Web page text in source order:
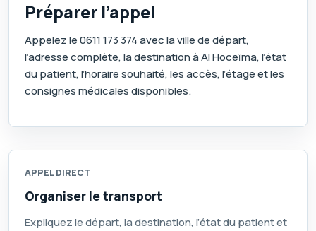
Préparer l’appel
Appelez le0611 173 374avec la ville de départ,
l’adresse complète, la destination à Al Hoceïma, l’état
du patient, l’horaire souhaité, les accès, l’étage et les
consignes médicales disponibles.
APPEL DIRECT
Organiser le transport
Expliquez le départ, la destination, l’état du patient et